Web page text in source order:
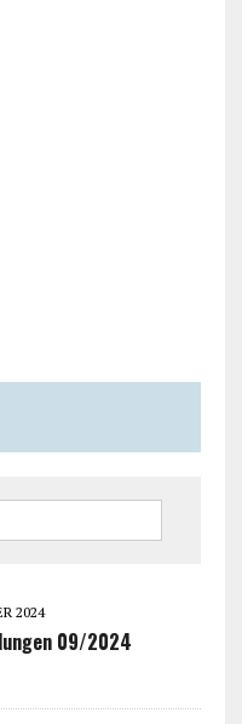
2024
09/2024